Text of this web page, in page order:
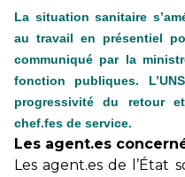
La situation sanitaire
au travail en présentiel
communiqué par la
fonction publiques.
progressivité du retour
chef.fes de service.
Les agent.es
Les agent.es de l’État